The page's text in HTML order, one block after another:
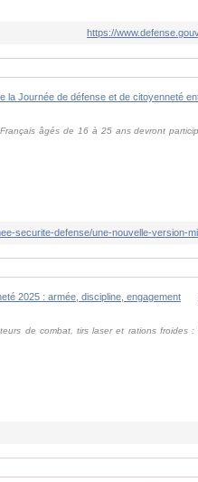
https://
âgés de 16 à 25 ans devront
de combat, tirs laser et rations